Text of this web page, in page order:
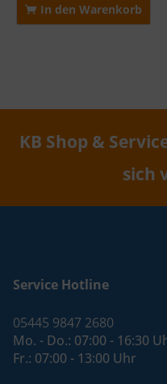
In den Warenkorb
KB Shop &
sich
Service Hotline
05445 9847 2680
Mo. - Do.: 07:00 - 16:30
Fr.: 07:00 - 13:00 Uhr